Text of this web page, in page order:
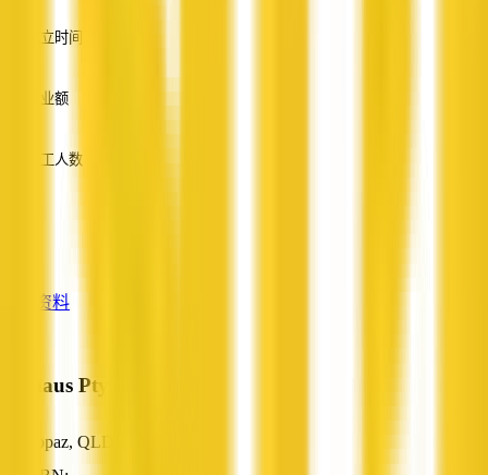
成立时间
营业额
员工人数
查看资料
M2haus Pty Ltd
Topaz, QLD